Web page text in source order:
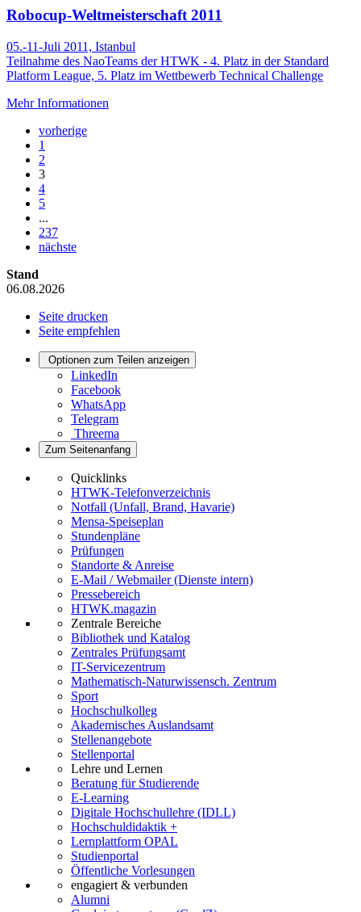
Robocup-Weltmeisterschaft 2011
05.-11-Juli 2011, Istanbul
Teilnahme des NaoTeams der HTWK - 4. Platz in der Standard
Platform League, 5. Platz im Wettbewerb Technical Challenge
Mehr Informationen
vorherige
1
2
3
4
5
...
237
nächste
Stand
06.08.2026
Seite drucken
Seite empfehlen
Optionen zum Teilen anzeigen
LinkedIn
Facebook
WhatsApp
Telegram
Threema
Zum Seitenanfang
Quicklinks
HTWK-Telefonverzeichnis
Notfall (Unfall, Brand, Havarie)
Mensa-Speiseplan
Stundenpläne
Prüfungen
Standorte & Anreise
E-Mail / Webmailer (Dienste intern)
Pressebereich
HTWK.magazin
Zentrale Bereiche
Bibliothek und Katalog
Zentrales Prüfungsamt
IT-Servicezentrum
Mathematisch-Naturwissensch. Zentrum
Sport
Hochschulkolleg
Akademisches Auslandsamt
Stellenangebote
Stellenportal
Lehre und Lernen
Beratung für Studierende
E-Learning
Digitale Hochschullehre (IDLL)
Hochschuldidaktik +
Lernplattform OPAL
Studienportal
Öffentliche Vorlesungen
engagiert & verbunden
Alumni